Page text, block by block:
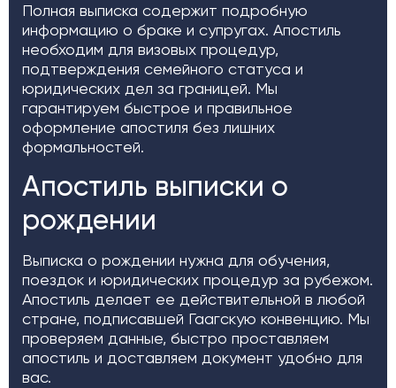
Полная выписка содержит подробную
информацию о браке и супругах. Апостиль
необходим для визовых процедур,
подтверждения семейного статуса и
юридических дел за границей. Мы
гарантируем быстрое и правильное
оформление апостиля без лишних
формальностей.
Апостиль выписки о
рождении
Выписка о рождении нужна для обучения,
поездок и юридических процедур за рубежом.
Апостиль делает ее действительной в любой
стране, подписавшей Гаагскую конвенцию. Мы
проверяем данные, быстро проставляем
апостиль и доставляем документ удобно для
вас.